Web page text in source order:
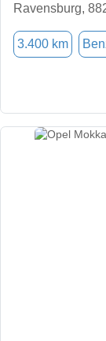
Ravensburg,
3.400 km